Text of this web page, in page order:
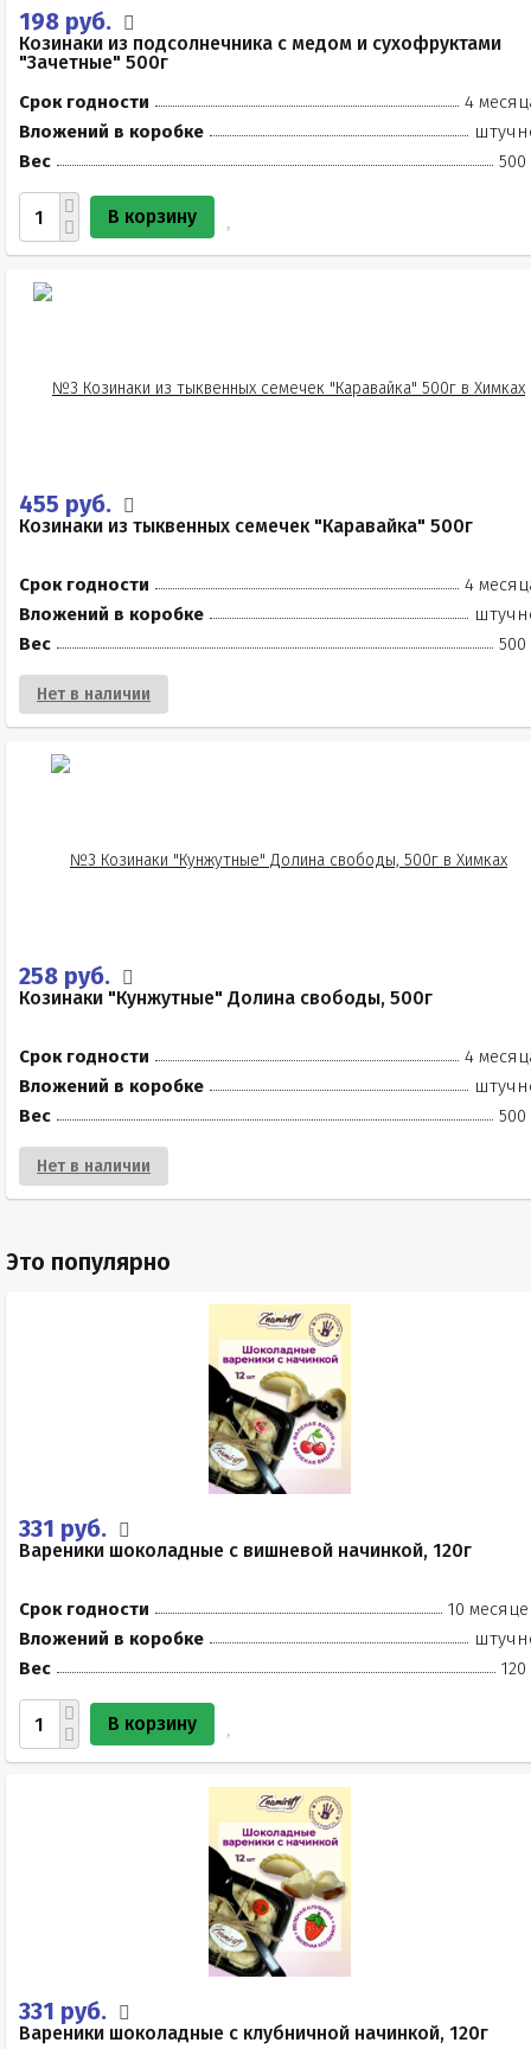
198 руб.
Козинаки из подсолнечника с медом и сухофруктами
"Зачетные" 500г
Срок годности
4
Вложений в коробке
Вес
500
В корзину
455 руб.
Козинаки из тыквенных семечек "Каравайка" 500г
Срок годности
4
Вложений в коробке
Вес
500
Нет в наличии
258 руб.
Козинаки "Кунжутные" Долина свободы, 500г
Срок годности
4
Вложений в коробке
Вес
500
Нет в наличии
Это популярно
331 руб.
Вареники шоколадные с вишневой начинкой, 120г
Срок годности
10
Вложений в коробке
Вес
120
В корзину
331 руб.
Вареники шоколадные с клубничной начинкой, 120г